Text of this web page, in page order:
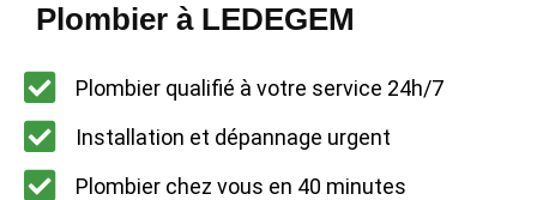
Plombier à LEDEGEM
Plombier qualifié à votre service 24h/7
Installation et dépannage urgent
Plombier chez vous en 40 minutes